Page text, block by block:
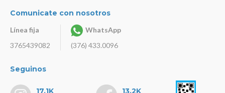
Comunicate con nosotros
Línea fija
3765439082
WhatsApp
(376) 433.0096
Seguinos
17.1K 13.2K